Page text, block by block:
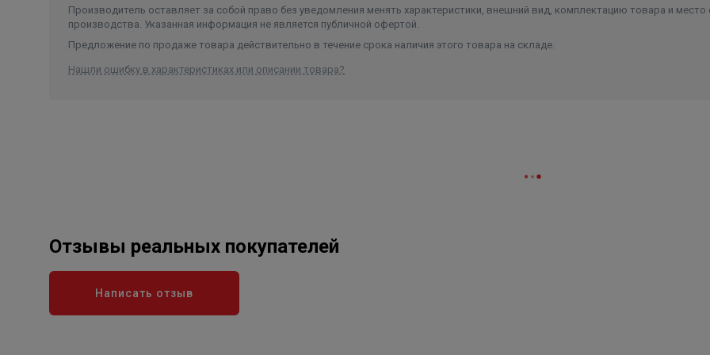
Производитель оставляет за собой право без уведомления менять характеристики, внешний вид, комплектацию товара и место
производства. Указанная информация не является публичной офертой.
Предложение по продаже товара действительно в течение срока наличия этого товара на складе.
Нашли ошибку в характеристиках или описании товара?
Отзывы реальных покупателей
Написать отзыв